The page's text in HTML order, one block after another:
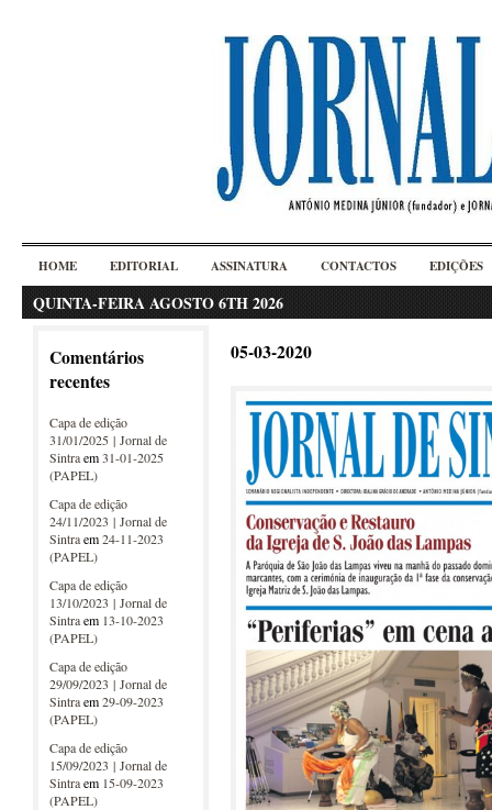
HOME EDITORIAL ASSINATURA CONTACTOS EDIÇÕES
QUINTA-FEIRA AGOSTO 6TH 2026
Comentários
recentes
Capa de edição
31/01/2025 | Jornal de
Sintraem31-01-2025
(PAPEL)
Capa de edição
24/11/2023 | Jornal de
Sintraem24-11-2023
(PAPEL)
Capa de edição
13/10/2023 | Jornal de
Sintraem 13-10-2023
(PAPEL)
Capa de edição
29/09/2023 | Jornal de
Sintraem29-09-2023
(PAPEL)
Capa de edição
15/09/2023 | Jornal de
Sintraem 15-09-2023
(PAPEL)
05-03-2020